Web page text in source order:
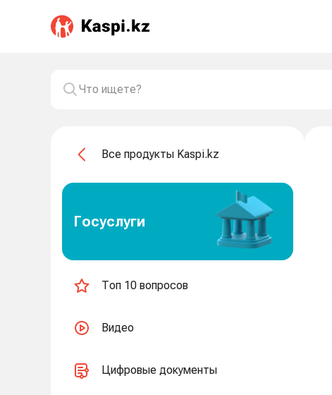
Все продукты Kaspi.kz
Госуслуги
Топ 10 вопросов
Видео
Цифровые документы